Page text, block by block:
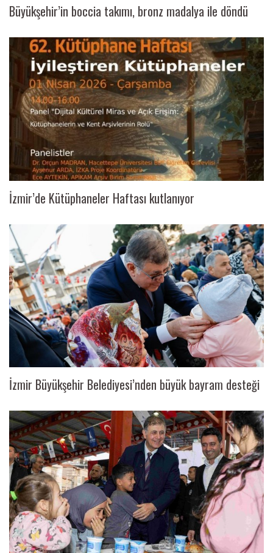
Büyükşehir’in boccia takımı, bronz madalya ile döndü
İzmir’de Kütüphaneler Haftası kutlanıyor
İzmir Büyükşehir Belediyesi’nden büyük bayram desteği